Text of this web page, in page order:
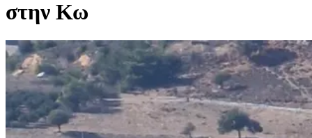
στην Κω